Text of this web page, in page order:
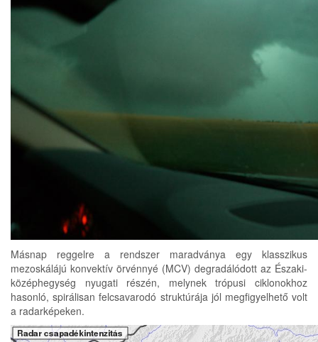
Másnap reggelre a rendszer maradványa egy klasszikus
mezoskálájú konvektív örvénnyé (MCV) degradálódott az Északi-
középhegység nyugati részén, melynek trópusi ciklonokhoz
hasonló, spirálisan felcsavarodó struktúrája jól megfigyelhető volt
a radarképeken.